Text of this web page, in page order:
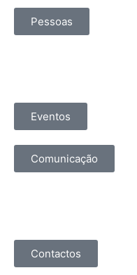
Pessoas
Eventos
Comunicação
Contactos